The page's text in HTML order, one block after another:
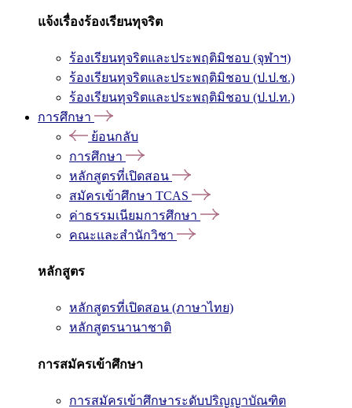
แจ้งเรื่องร้องเรียนทุจริต
ร้องเรียนทุจริตและประพฤติมิชอบ (จุฬาฯ)
ร้องเรียนทุจริตและประพฤติมิชอบ (ป.ป.ช.)
ร้องเรียนทุจริตและประพฤติมิชอบ (ป.ป.ท.)
การศึกษา
ย้อนกลับ
การศึกษา
หลักสูตรที่เปิดสอน
สมัครเข้าศึกษา TCAS
ค่าธรรมเนียมการศึกษา
คณะและสำนักวิชา
หลักสูตร
หลักสูตรที่เปิดสอน (ภาษาไทย)
หลักสูตรนานาชาติ
การสมัครเข้าศึกษา
การสมัครเข้าศึกษาระดับปริญญาบัณฑิต